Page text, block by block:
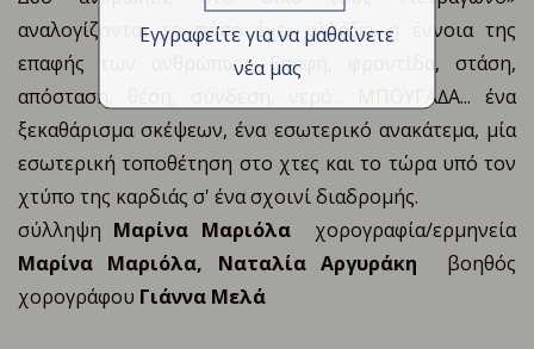
Εγγραφείτε για να μαθαίνετε
νέα μας
αναλογίζονται το πόσο έχει αλλάξει η έννοια της
επαφής των ανθρώπων. Επαφή, φροντίδα, στάση,
απόσταση, θέση, σύνδεση, νερό... ΜΠΟΥΓΑ∆Α... ένα
ξεκαθάρισμα σκέψεων, ένα εσωτερικό ανακάτεμα, μία
εσωτερική τοποθέτηση στο χτες και το τώρα υπό τον
χτύπο της καρδιάς σ' ένα σχοινί διαδρομής.
σύλληψη Μαρίνα Μαριόλαχορογραφία/ερμηνεία
Μαρίνα Μαριόλα, Ναταλία Αργυράκη βοηθός
χορογράφου Γιάννα Μελά